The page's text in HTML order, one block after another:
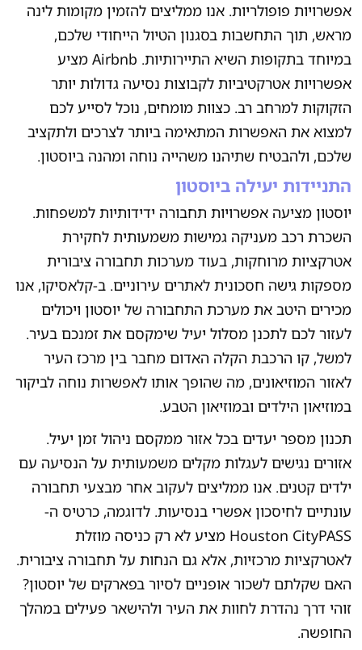
אפשרויות פופולריות. אנו ממליצים להזמין מקומות לינה
מראש, תוך התחשבות בסגנון הטיול הייחודי שלכם,
במיוחד בתקופות השיא התיירותיות. Airbnb מציע
אפשרויות אטרקטיביות לקבוצות נסיעה גדולות יותר
הזקוקות למרחב רב. כצוות מומחים, נוכל לסייע לכם
למצוא את האפשרות המתאימה ביותר לצרכים ולתקציב
שלכם, ולהבטיח שתיהנו משהייה נוחה ומהנה ביוסטון.
התניידות יעילה ביוסטון
יוסטון מציעה אפשרויות תחבורה ידידותיות למשפחות.
השכרת רכב מעניקה גמישות משמעותית לחקירת
אטרקציות מרוחקות, בעוד מערכות תחבורה ציבורית
מספקות גישה חסכונית לאתרים עירוניים. ב-קלאסיקו, אנו
מכירים היטב את מערכת התחבורה של יוסטון ויכולים
לעזור לכם לתכנן מסלול יעיל שימקסם את זמנכם בעיר.
למשל, קו הרכבת הקלה האדום מחבר בין מרכז העיר
לאזור המוזיאונים, מה שהופך אותו לאפשרות נוחה לביקור
במוזיאון הילדים ובמוזיאון הטבע.
תכנון מספר יעדים בכל אזור ממקסם ניהול זמן יעיל.
אזורים נגישים לעגלות מקלים משמעותית על הנסיעה עם
ילדים קטנים. אנו ממליצים לעקוב אחר מבצעי תחבורה
עונתיים לחיסכון אפשרי בנסיעות. לדוגמה, כרטיס ה-
Houston CityPASS מציע לא רק כניסה מוזלת
לאטרקציות מרכזיות, אלא גם הנחות על תחבורה ציבורית.
האם שקלתם לשכור אופניים לסיור בפארקים של יוסטון?
זוהי דרך נהדרת לחוות את העיר ולהישאר פעילים במהלך
החופשה.